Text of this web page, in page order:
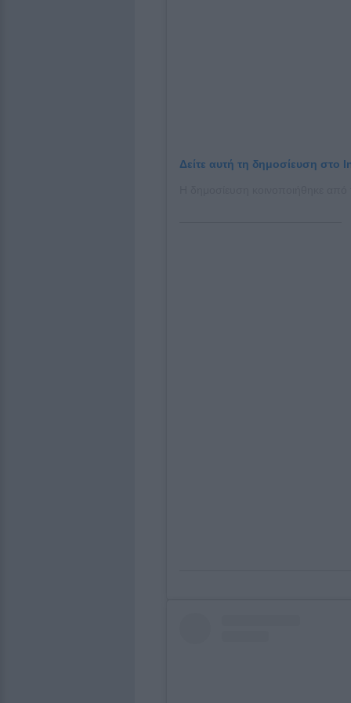
Δείτε αυτή τη δημοσίευση στο